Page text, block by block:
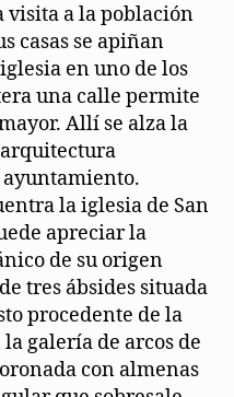
visita a la población
casas se apiñan
en uno de los
una calle permite
Allí se alza la
arquitectura
ayuntamiento.
la iglesia de San
apreciar la
de su origen
tres ábsides situada
procedente de la
galería de arcos de
con almenas